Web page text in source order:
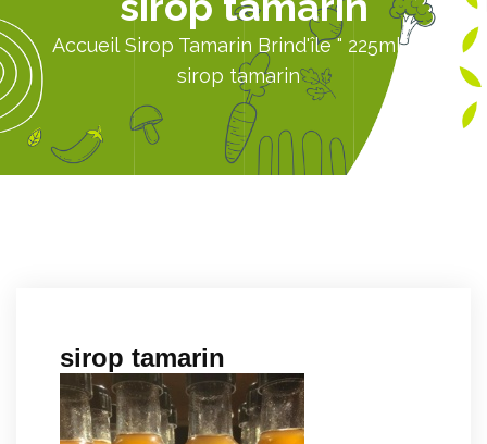
Accueil Sirop Tamarin Brind'île " 225ml
sirop tamarin
sirop tamarin